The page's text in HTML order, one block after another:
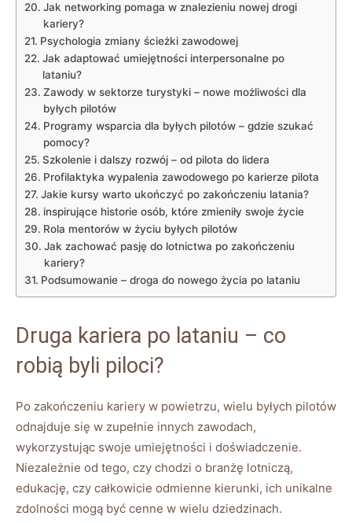
Jak networking pomaga w znalezieniu nowej drogi
kariery?
Psychologia zmiany ⁢ścieżki zawodowej
Jak adaptować umiejętności interpersonalne po
lataniu?
Zawody w⁢ sektorze ⁤turystyki ⁤–‌ nowe ⁤możliwości dla
byłych pilotów
Programy ⁤wsparcia dla byłych ​pilotów – gdzie szukać
⁢pomocy?
Szkolenie i dalszy rozwój – od pilota ⁢do lidera
Profilaktyka⁤ wypalenia zawodowego po karierze pilota
Jakie kursy warto ukończyć po zakończeniu⁤ latania?
inspirujące historie osób, które zmieniły swoje życie
Rola mentorów w życiu byłych pilotów
Jak zachować pasję do lotnictwa po zakończeniu‍
kariery?
Podsumowanie – droga do nowego życia po lataniu
Druga kariera po lataniu – co
robią byli piloci?
Po ‍zakończeniu⁤ kariery w powietrzu, ⁤wielu byłych ​pilotów
odnajduje się w zupełnie innych zawodach,
wykorzystując swoje umiejętności i doświadczenie.
Niezależnie od ⁣tego, czy chodzi o branżę lotniczą,
edukację, czy ​całkowicie​ odmienne kierunki, ich unikalne‍
zdolności mogą być cenne w wielu dziedzinach.